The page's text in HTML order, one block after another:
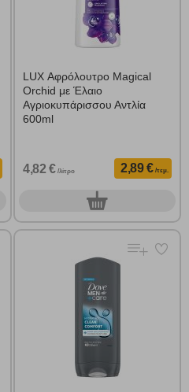
LUX Αφρόλουτρο Magical
Orchid με Έλαιο
Αγριοκυπάρισσου Αντλία
600ml
4,82 € /λίτρο 2,89 € /τεμ.
0τεμ.